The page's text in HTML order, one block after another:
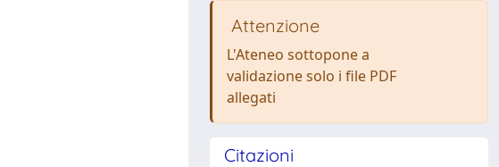
Attenzione
L'Ateneo sottopone a
validazione solo i file PDF
allegati
Citazioni